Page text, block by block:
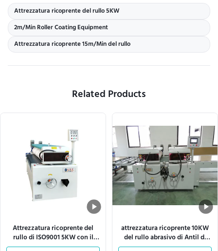
Attrezzatura ricoprente del rullo 5KW
2m/Min Roller Coating Equipment
Attrezzatura ricoprente 15m/Min del rullo
Related Products
Attrezzatura ricoprente del
rullo di ISO9001 5KW con il
piatto d'acciaio di 1.5mm
attrezzatura ricoprente 10KW
del rullo abrasivo di Antil di
larghezza di 1320mm Effecive